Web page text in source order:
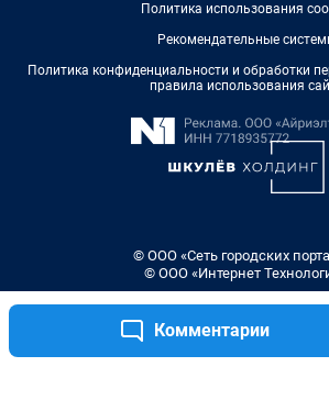
Комментарии
Политика использования
Рекомендательные
Политика конфиденциальности и обработки
правила использования
© ООО «Сеть городских
© ООО «Интернет